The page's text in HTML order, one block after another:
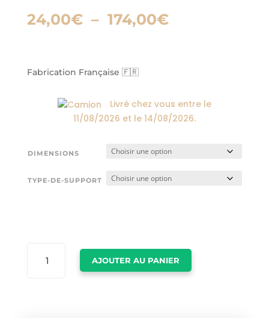
24,00€ – 174,00€Plage
Fabrication Française 🇫🇷
Livré chez vous entre le
11/08/2026 et le 14/08/2026.
DIMENSIONS
TYPE-DE-SUPPORT
AJOUTER AU PANIER